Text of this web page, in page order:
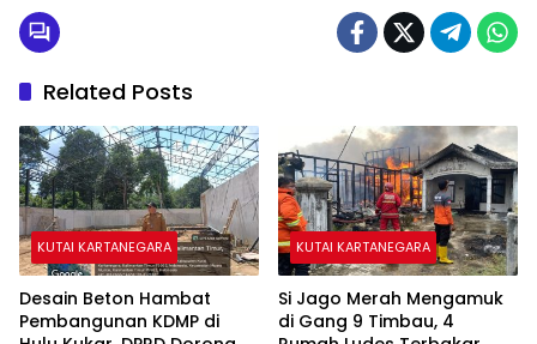
Related Posts
KUTAI KARTANEGARA
Desain Beton Hambat
Pembangunan KDMP di
KUTAI KARTANEGARA
Si Jago Merah Mengamuk
di Gang 9 Timbau, 4